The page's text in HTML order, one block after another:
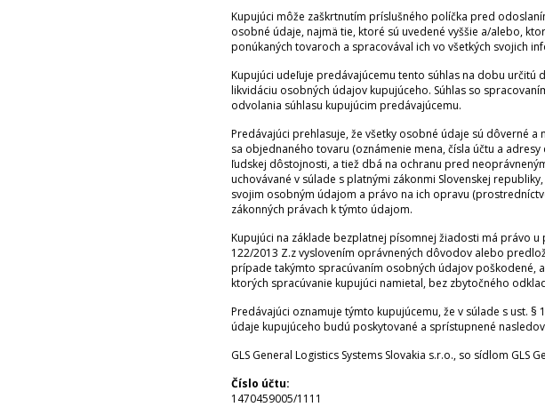
Kupujúci môže zaškrtnutím príslušného políčka pred
osobné údaje, najmä tie, ktoré sú uvedené vyššie a/alebo,
ponúkaných tovaroch a spracovával ich vo všetkých svojich
Kupujúci udeľuje predávajúcemu tento súhlas na dobu
likvidáciu osobných údajov kupujúceho. Súhlas so
odvolania súhlasu kupujúcim predávajúcemu.
Predávajúci prehlasuje, že všetky osobné údaje sú dôverné
sa objednaného tovaru (oznámenie mena, čísla účtu a
ľudskej dôstojnosti, a tiež dbá na ochranu pred
uchovávané v súlade s platnými zákonmi Slovenskej
svojim osobným údajom a právo na ich opravu
zákonných právach k týmto údajom.
Kupujúci na základe bezplatnej písomnej žiadosti má právo
122/2013 Z.z vyslovením oprávnených dôvodov alebo
prípade takýmto spracúvaním osobných údajov poškodené,
ktorých spracúvanie kupujúci namietal, bez zbytočného
Predávajúci oznamuje týmto kupujúcemu, že v súlade s ust.
údaje kupujúceho budú poskytované a sprístupnené
GLS General Logistics Systems Slovakia s.r.o., so sídlom GLS
Číslo účtu:
1470459005/1111